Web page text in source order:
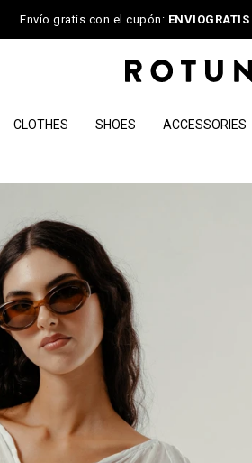
Envío gratis con el cupón: ENVIOGRATIS
CLOTHES SHOES ACCESSORIES